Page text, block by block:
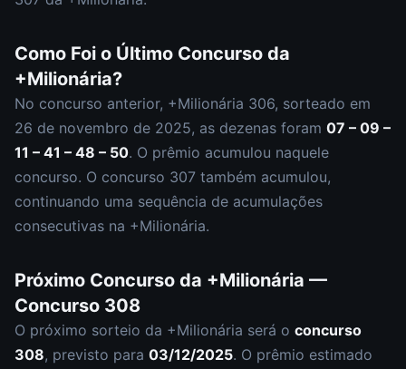
Como Foi o Último Concurso da
+Milionária?
No concurso anterior, +Milionária 306, sorteado em
26 de novembro de 2025, as dezenas foram 07 – 09 –
11 – 41 – 48 – 50. O prêmio acumulou naquele
concurso. O concurso 307 também acumulou,
continuando uma sequência de acumulações
consecutivas na +Milionária.
Próximo Concurso da +Milionária —
Concurso 308
O próximo sorteio da +Milionária será o concurso
308, previsto para 03/12/2025. O prêmio estimado